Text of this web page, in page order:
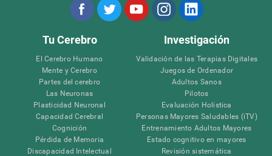
Tu Cerebro
El Cerebro Humano
Mente y Cerebro
Partes del cerebro
Las Neuronas
Plasticidad Neuronal
Capacidad Cerebral
Cognición
Pérdida de Memoria
Discapacidad Intelectual
Investigación
Validación de las Terapias Digitales
Juegos de Ordenador
Adultos Sanos
Pilotos
Evaluación Holistica
Personas Mayores Saludables (iTV)
Entrenamiento Adultos Mayores
Estado cognitivo en mayores
Revisión sistemática